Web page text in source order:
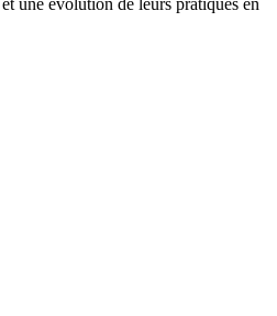
une évolution de leurs pratiques en